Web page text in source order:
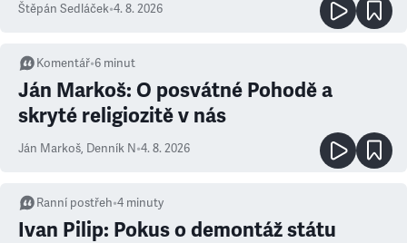
Štěpán Sedláček•4. 8. 2026
Komentář•6 minut
Ján Markoš: O posvátné Pohodě a
skryté religiozitě v nás
Ján Markoš, Denník N•4. 8. 2026
Ranní postřeh•4 minuty
Ivan Pilip: Pokus o demontáž státu